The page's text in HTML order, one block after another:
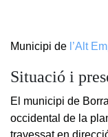
Municipi de l’Alt
Situació i
El municipi de
occidental de la
travessat en